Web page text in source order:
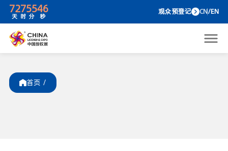
72
天
7
时
55
分
46 观众预
首页 /